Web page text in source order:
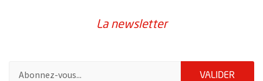
La newsletter
VALIDER